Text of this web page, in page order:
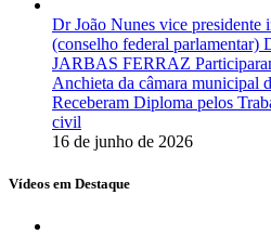
Dr João Nunes vice
(conselho federal parlamentar)
JARBAS FERRAZ
Anchieta da câmara municipal
Receberam Diploma pelos
civil
16 de junho de 2026
Vídeos em Destaque